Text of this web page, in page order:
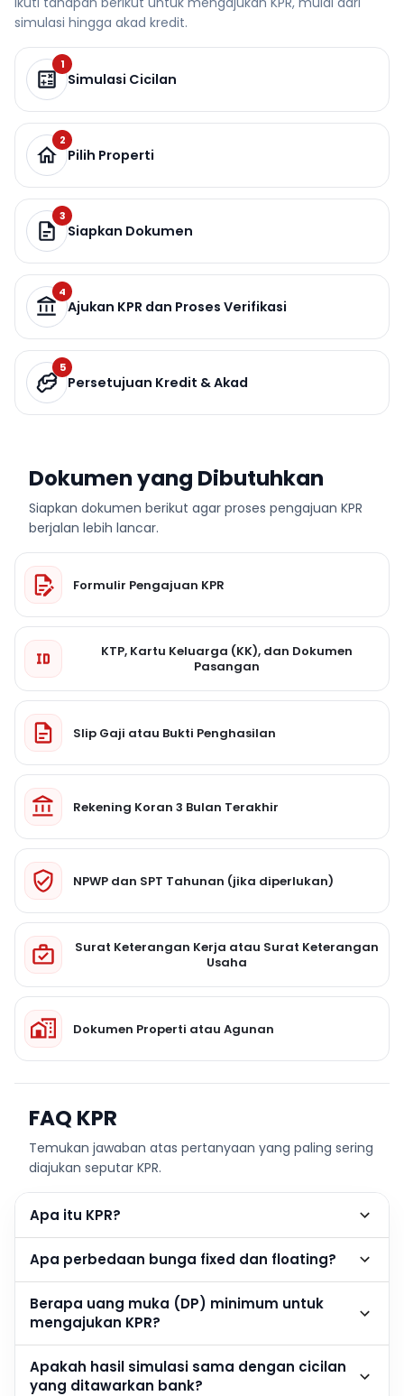
simulasi hingga akad kredit.
1
Simulasi Cicilan
2
Pilih Properti
3
Siapkan Dokumen
4
Ajukan KPR dan Proses Verifikasi
5
Persetujuan Kredit & Akad
Dokumen yang Dibutuhkan
Siapkan dokumen berikut agar proses pengajuan KPR
berjalan lebih lancar.
Formulir Pengajuan KPR
KTP, Kartu Keluarga (KK), dan Dokumen
Pasangan
Slip Gaji atau Bukti Penghasilan
Rekening Koran 3 Bulan Terakhir
NPWP dan SPT Tahunan (jika diperlukan)
Surat Keterangan Kerja atau Surat Keterangan
Usaha
Dokumen Properti atau Agunan
FAQ KPR
Temukan jawaban atas pertanyaan yang paling sering
diajukan seputar KPR.
Apa itu KPR?
Apa perbedaan bunga fixed dan floating?
Berapa uang muka (DP) minimum untuk
mengajukan KPR?
Apakah hasil simulasi sama dengan cicilan
yang ditawarkan bank?